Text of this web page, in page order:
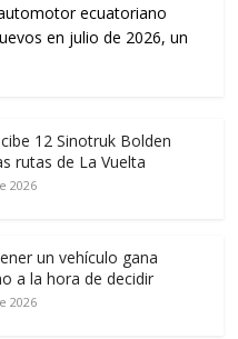
ecuatoriano
en julio de 2026, un
12 Sinotruk Bolden
rutas de La Vuelta
2026
un vehículo gana
a la hora de decidir
2026